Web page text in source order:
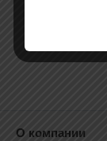
О компании